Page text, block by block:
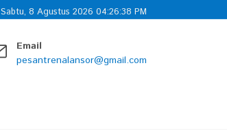
Sabtu, 8 Agustus 2026 04:26:39 PM
Email
pesantrenalansor@gmail.com